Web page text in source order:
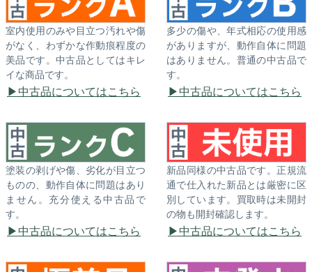
室内使用のみや目立つ汚れや傷
がなく、わずかな作動痕程度の
美品です。中古品としてはキレ
イな商品です。
中古品についてはこちら
多少の傷や、年式相応の使用感
がありますが、動作自体に問題
はありません。普通の中古品で
す。
中古品についてはこちら
塗装の剥げや傷、劣化が目立つ
ものの、動作自体に問題はあり
ません。充分使える中古品で
す。
中古品についてはこちら
新品同様の中古品です。正規流
通で仕入れた新品とは厳密に区
別しています。買取時は未開封
の物も開封確認します。
中古品についてはこちら